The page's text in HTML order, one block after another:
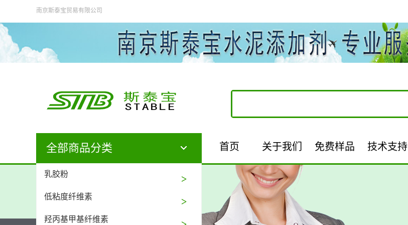
全部商品分类
乳胶粉
低粘度纤维素
羟丙基甲基纤维素
南京斯泰宝贸易有限公司
首页 关于我们 免费样品 技术支持